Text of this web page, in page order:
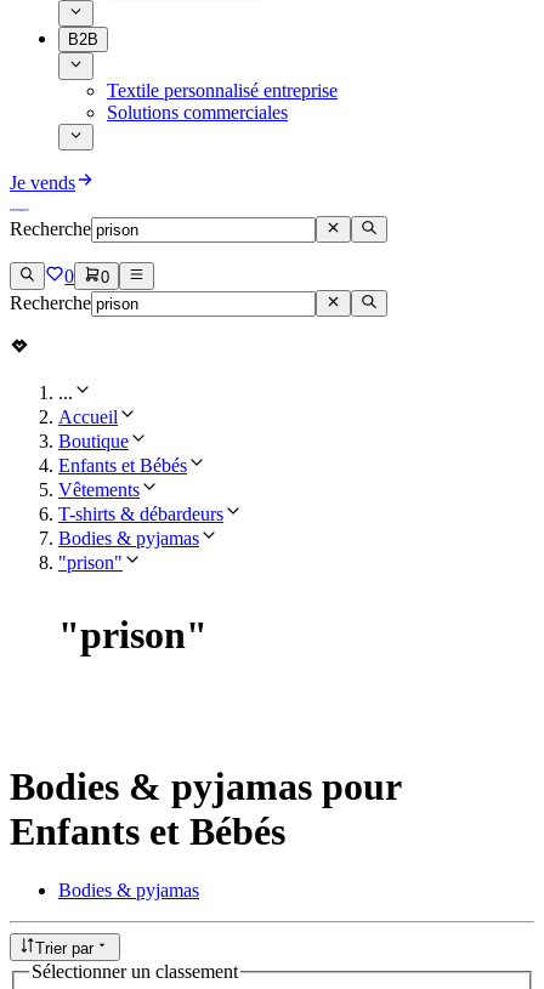
B2B
Textile personnalisé entreprise
Solutions commerciales
Je vends
Recherche
0 0
Recherche
...
Accueil
Boutique
Enfants et Bébés
Vêtements
T-shirts & débardeurs
Bodies & pyjamas
"prison"
"prison"
Bodies & pyjamas pour
Enfants et Bébés
Bodies & pyjamas
Trier par
Sélectionner un classement